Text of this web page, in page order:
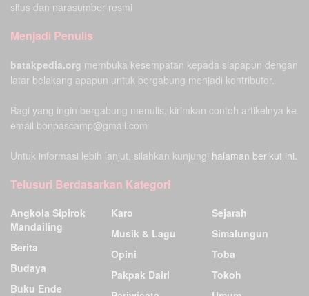
situs dan narasumber resmi
Menjadi Penulis
batakpedia.org membuka kesempatan kepada siapapun dengan
latar belakang apapun untuk bergabung menjadi kontributor.
Bagi yang ingin bergabung menulis, kirimkan contoh artikelnya ke
email bonpascamp@gmail.com
Untuk informasi lebih lanjut, silahkan kunjungi halaman berikut ini.
Telusuri Berdasarkan Kategori
Angkola Sipirok
Mandailing
Berita
Budaya
Buku Ende
Karo
Musik & Lagu
Opini
Pakpak Dairi
Sejarah
Simalungun
Toba
Tokoh